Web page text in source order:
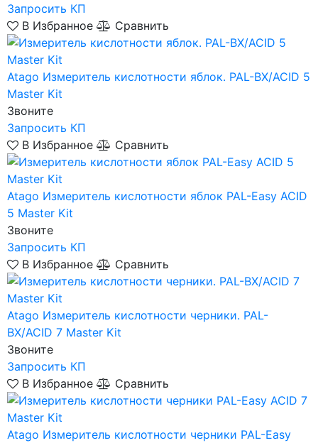
Запросить КП
В Избранное
Сравнить
Atago Измеритель кислотности яблок. PAL-BX/ACID 5
Master Kit
Звоните
Запросить КП
В Избранное
Сравнить
Atago Измеритель кислотности яблок PAL-Easy ACID
5 Master Kit
Звоните
Запросить КП
В Избранное
Сравнить
Atago Измеритель кислотности черники. PAL-
BX/ACID 7 Master Kit
Звоните
Запросить КП
В Избранное
Сравнить
Atago Измеритель кислотности черники PAL-Easy